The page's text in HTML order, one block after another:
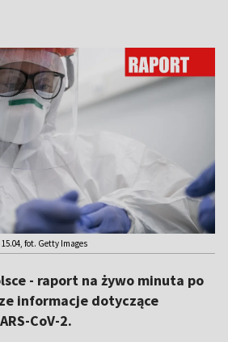
fot. Getty Images
- raport na żywo minuta po
informacje dotyczące
CoV-2.